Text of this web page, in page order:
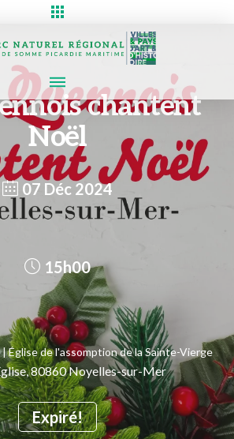
chantent
Noël
07 Déc 2024
Expiré!
15h00
Église de l'assomption de la Sainte-Vierge
80860 Noyelles-sur-Mer